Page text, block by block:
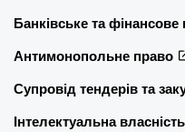
Банківське та фінансове
Антимонопольне право
Супровід тендерів та
Інтелектуальна